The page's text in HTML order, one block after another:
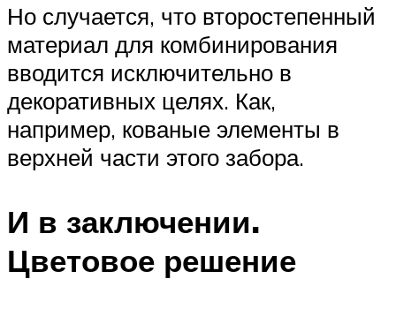
Но случается, что второстепенный
материал для комбинирования
вводится исключительно в
декоративных целях. Как,
например, кованые элементы в
верхней части этого забора.
И в заключении.
Цветовое решение